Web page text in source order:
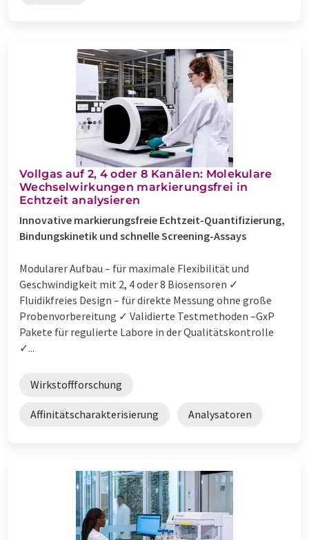
Vollgas auf 2, 4 oder 8 Kanälen: Molekulare
Wechselwirkungen markierungsfrei in
Echtzeit analysieren
Innovative markierungsfreie Echtzeit-Quantifizierung,
Bindungskinetik und schnelle Screening-Assays
Modularer Aufbau – für maximale Flexibilität und
Geschwindigkeit mit 2, 4 oder 8 Biosensoren ✓
Fluidikfreies Design – für direkte Messung ohne große
Probenvorbereitung ✓ Validierte Testmethoden –GxP
Pakete für regulierte Labore in der Qualitätskontrolle
✓...
Wirkstoffforschung
Affinitätscharakterisierung Analysatoren